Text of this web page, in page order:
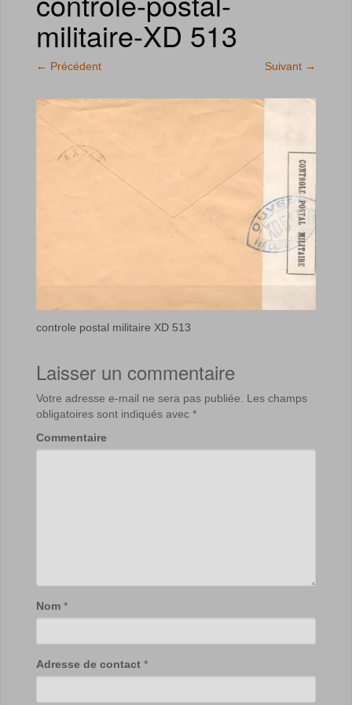
militaire-XD 513
← Précédent Suivant →
controle postal militaire XD 513
Laisser un commentaire
Votre adresse e-mail ne sera pas publiée. Les champs
obligatoires sont indiqués avec *
Commentaire
Nom *
Adresse de contact *